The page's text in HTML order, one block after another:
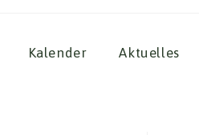
Kalender Aktuelles